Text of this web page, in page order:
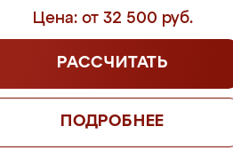
Цена: от 32 500 руб.
РАССЧИТАТЬ
ПОДРОБНЕЕ